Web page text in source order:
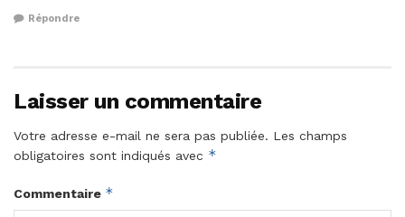
Répondre
Laisser un commentaire
Votre adresse e-mail ne sera pas publiée. Les champs
obligatoires sont indiqués avec *
Commentaire *